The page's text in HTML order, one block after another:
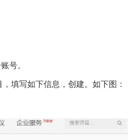
号。
填写如下信息，创建。如下图：